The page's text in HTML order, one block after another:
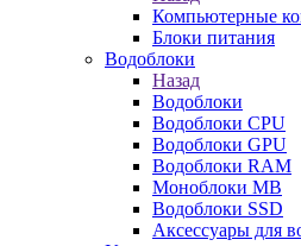
Компьютерные
Блоки питания
Водоблоки
Назад
Водоблоки
Водоблоки CPU
Водоблоки GPU
Водоблоки RAM
Моноблоки MB
Водоблоки SSD
Аксессуары для